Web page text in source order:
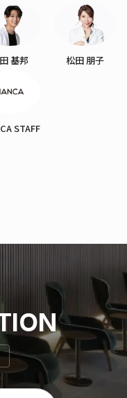
基邦 松田 朋子
STAFF